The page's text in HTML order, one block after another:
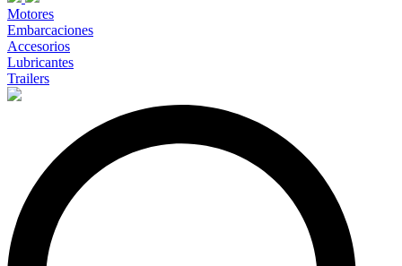
Motores
Embarcaciones
Accesorios
Lubricantes
Trailers